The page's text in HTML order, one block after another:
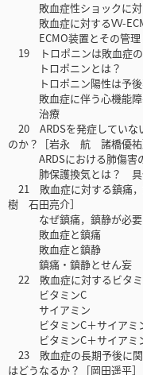
敗血症性ショックに対
敗血症に対するVV-
ECMO装置とその管理
19 トロポニンは敗血症の
トロポニンとは？
トロポニン陽性は予後
敗血症に伴う心機能障
治療
20 ARDSを発症していな
のか？［岩永 航 諸橋優祐
ARDSにおける肺傷害
肺保護換気とは？ 具体
21 敗血症に対する鎮痛，
樹 石田亮介］
なぜ鎮痛，鎮静が必要
敗血症と鎮痛
敗血症と鎮静
鎮痛・鎮静とせん妄
22 敗血症に対するビタミ
ビタミンC
サイアミン
ビタミンC＋サイアミ
ビタミンC＋サイアミン
23 敗血症の長期予後に
はどうなるか？［岡田遥平］